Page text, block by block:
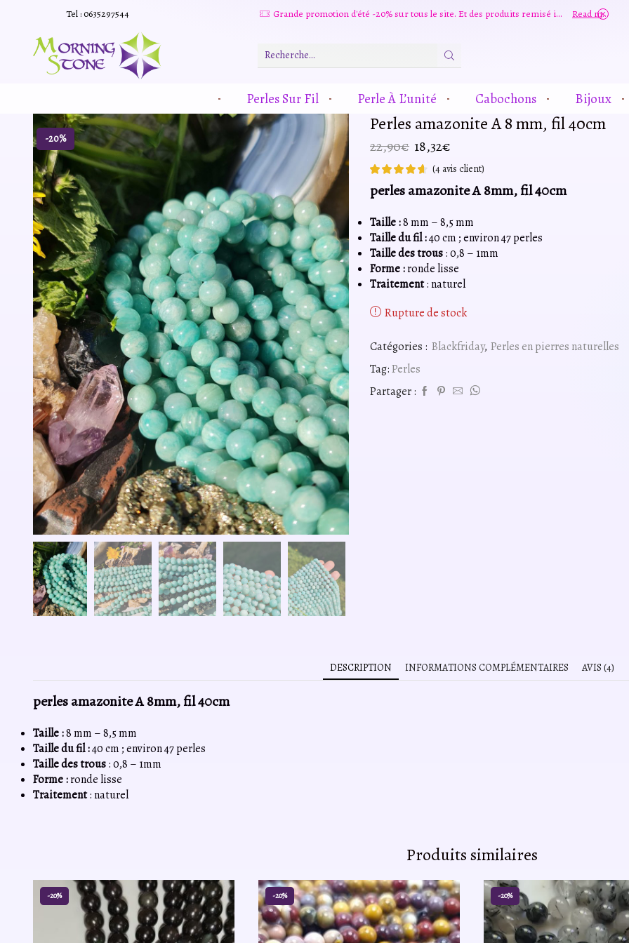
Tel : 0635297544 Grande promotion d'été -20% sur tous le site. Et des produits remisé indépendamment Read more
De
Recherche
Perles Sur Fil Perle À L’unité Cabochons Bijoux
-20%
Perles amazonite A 8 mm, fil 40cm
22,90€ Le
prix
initial
était :
18,32€
prix
actuel
est :
(4 avis client)
perles amazonite A 8mm, fil 40cm
Taille :8 mm – 8,5 mm
Taille du fil :40 cm ; environ 47 perles
Taille des trous: 0,8 – 1mm
Forme :ronde lisse
Traitement: naturel
Rupture de stock
Catégories : Blackfriday, Perles en pierres naturelles
Tag:Perles
Partager :
DESCRIPTION INFORMATIONS COMPLÉMENTAIRES AVIS (4)
perles amazonite A 8mm, fil 40cm
Taille :8 mm – 8,5 mm
Taille du fil :40 cm ; environ 47 perles
Taille des trous: 0,8 – 1mm
Forme :ronde lisse
Traitement: naturel
Produits similaires
-20% -20% -20%